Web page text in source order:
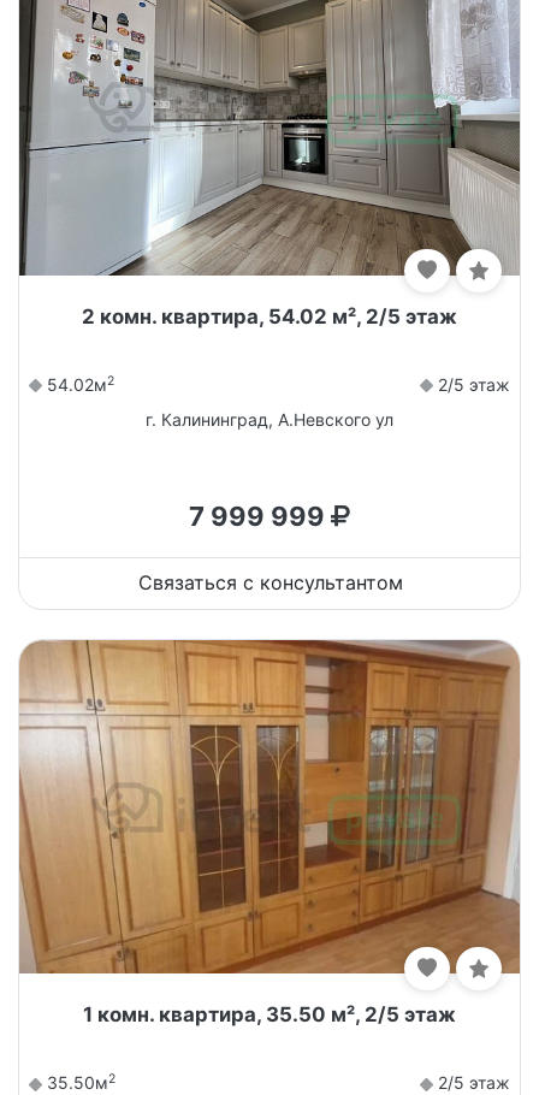
2 комн. квартира, 54.02 м², 2/5 этаж
54.02м2
2/5 этаж
г. Калининград, А.Невского ул
7 999 999
Связаться с консультантом
1 комн. квартира, 35.50 м², 2/5 этаж
35.50м2
2/5 этаж